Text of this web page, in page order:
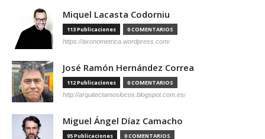
Miquel Lacasta Codorniu
113 Publicaciones 0 COMENTARIOS
https://axonometrica.wordpress.com/
José Ramón Hernández Correa
112 Publicaciones 0 COMENTARIOS
http://arquitectamoslocos.blogspot.com.es/
Miguel Ángel Díaz Camacho
95 Publicaciones 0 COMENTARIOS